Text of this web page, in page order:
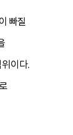
빠질
이다.